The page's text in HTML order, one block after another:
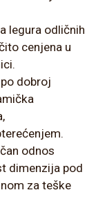
legura odličnih
cenjena u
dobroj
odnos
dimenzija pod
za teške